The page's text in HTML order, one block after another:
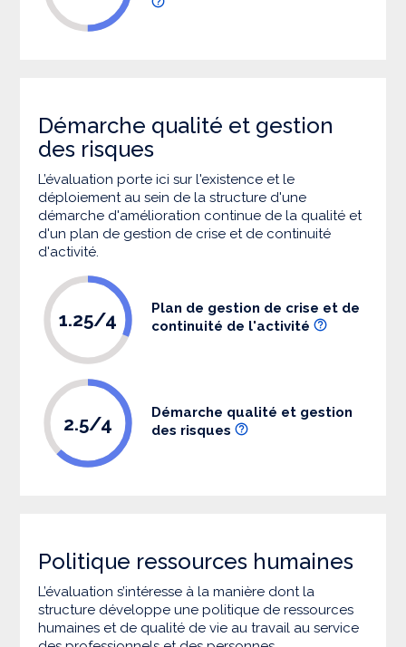
Démarche qualité et gestion
des risques
L’évaluation porte ici sur l'existence et le
déploiement au sein de la structure d'une
démarche d'amélioration continue de la qualité et
d'un plan de gestion de crise et de continuité
d'activité.
1.25/4
Plan de gestion de crise et de
continuité de l'activité
2.5/4
Démarche qualité et gestion
des risques
Politique ressources humaines
L’évaluation s’intéresse à la manière dont la
structure développe une politique de ressources
humaines et de qualité de vie au travail au service